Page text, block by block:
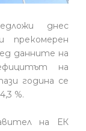
днес
прекомерен
данните на
на
година се
%.
на ЕК